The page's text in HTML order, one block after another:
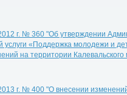
г. № 360 "Об утверждении
услуги «Поддержка молодежи и
на территории
г. № 400 "О внесении